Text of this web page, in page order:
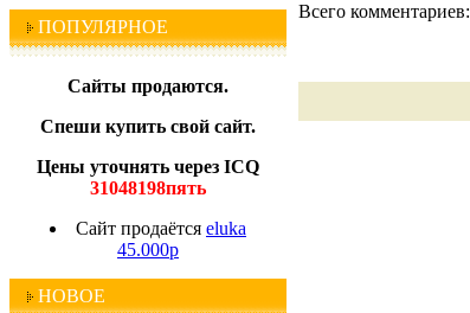
ПОПУЛЯРНОЕ
Сайты продаются.
Спеши купить свой сайт.
Цены уточнять через ICQ
31048198пять
Сайт продаётся eluka
45.000р
НОВОЕ
Всего комментариев: